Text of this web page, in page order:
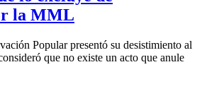
la MML
Popular presentó su desistimiento al
que no existe un acto que anule